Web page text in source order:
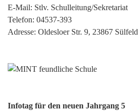
E-Mail: Stlv. Schulleitung/Sekretariat
Telefon: 04537-393
Adresse: Oldesloer Str. 9, 23867 Sülfeld
Infotag für den neuen Jahrgang 5